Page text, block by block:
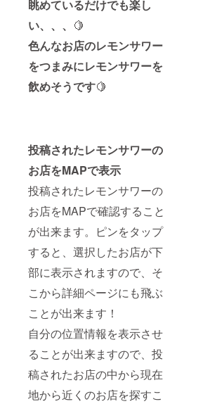
眺めているだけでも楽し
い、、、 🍋
色んなお店のレモンサワー
をつまみにレモンサワーを
飲めそうです🍋
投稿されたレモンサワーの
お店をMAPで表示
投稿されたレモンサワーの
お店をMAPで確認すること
が出来ます。ピンをタップ
すると、選択したお店が下
部に表示されますので、そ
こから詳細ページにも飛ぶ
ことが出来ます！
自分の位置情報を表示させ
ることが出来ますので、投
稿されたお店の中から現在
地から近くのお店を探すこ